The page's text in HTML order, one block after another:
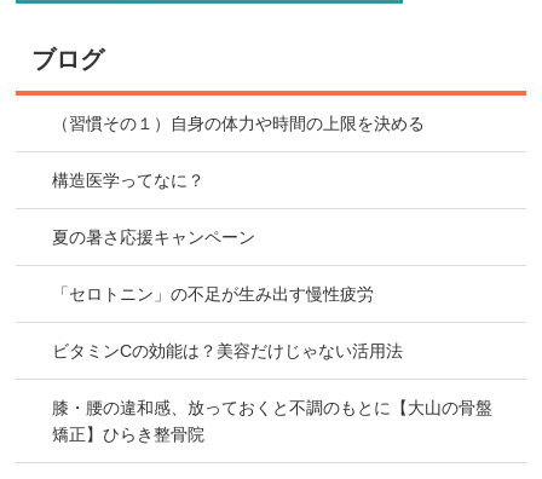
ブログ
（習慣その１）自身の体力や時間の上限を決める
構造医学ってなに？
夏の暑さ応援キャンペーン
「セロトニン」の不足が生み出す慢性疲労
ビタミンCの効能は？美容だけじゃない活用法
膝・腰の違和感、放っておくと不調のもとに【大山の骨盤
矯正】ひらき整骨院